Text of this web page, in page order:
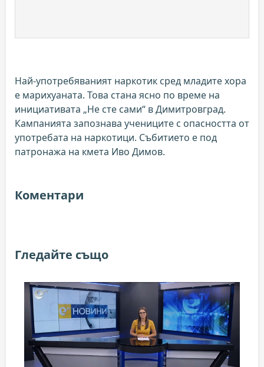
Най-употребяваният наркотик сред младите хора
е марихуаната. Това стана ясно по време на
инициативата „Не сте сами“ в Димитровград.
Кампанията запознава учениците с опасността от
употребата на наркотици. Събитието е под
патронажа на кмета Иво Димов.
Коментари
Гледайте също